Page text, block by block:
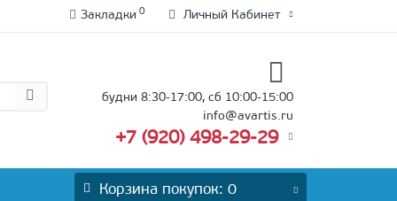
Закладки 0 Личный Кабинет
будни 8:30-17:00, сб 10:00-15:00
info@avartis.ru
+7 (920) 498-29-29
Корзина покупок: 0